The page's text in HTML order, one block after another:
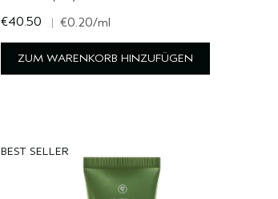
€40.50 | €0.20/ml
ZUM WARENKORB HINZUFÜGEN
BEST SELLER